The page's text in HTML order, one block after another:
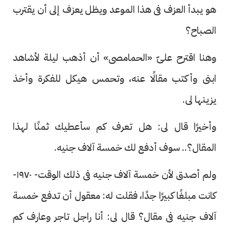
هو يبدأ العزف فى هذا الموعد ويظل يعزف إلى أن يقترب
الصباح؟
وهنا اقترح علىّ «الحمامصى» أن أذهب ليلة لأشاهد
ابنى وأكتب مقالًا عنه، وتحمس هيكل للفكرة وأخذ
يزينها لى.
وأخيرًا قال لى: هل تعرف كم سأعطيك ثمنًا لهذا
المقال؟.. سوف أدفع لك خمسة آلاف جنيه.
ولم أصدق لأن خمسة آلاف جنيه فى ذلك الوقت- ١٩٧٠-
كانت مبلغًا كبيرًا جدًا، فقلت له: معقول أن تدفع خمسة
آلاف جنيه فى مقال؟ قال لى: أنا راجل تاجر وعارف كم